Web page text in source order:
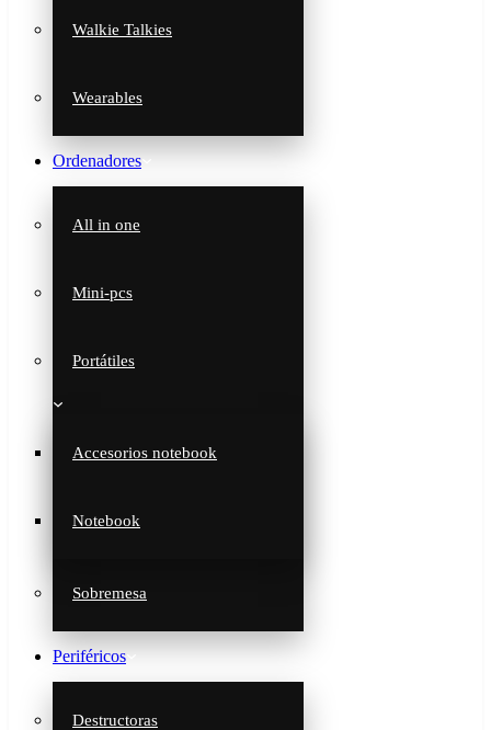
Walkie Talkies
Wearables
Ordenadores
All in one
Mini-pcs
Portátiles
Accesorios notebook
Notebook
Sobremesa
Periféricos
Destructoras